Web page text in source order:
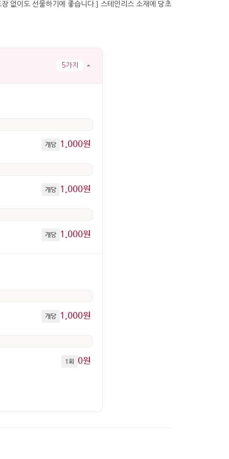
5가지
개당 1,000원
개당 1,000원
개당 1,000원
개당 1,000원
1회 0원